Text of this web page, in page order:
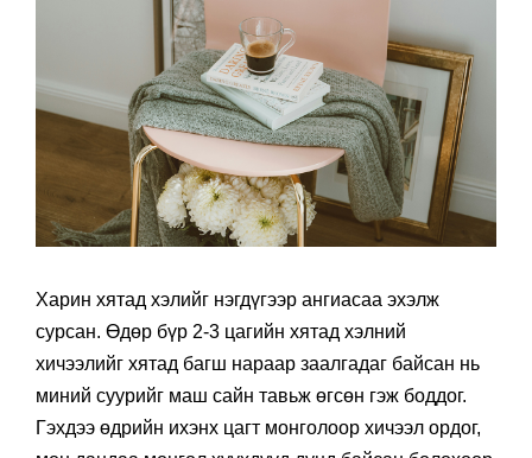
Харин хятад хэлийг нэгдүгээр ангиасаа эхэлж
сурсан. Өдөр бүр 2-3 цагийн хятад хэлний
хичээлийг хятад багш нараар заалгадаг байсан нь
миний суурийг маш сайн тавьж өгсөн гэж боддог.
Гэхдээ өдрийн ихэнх цагт монголоор хичээл ордог,